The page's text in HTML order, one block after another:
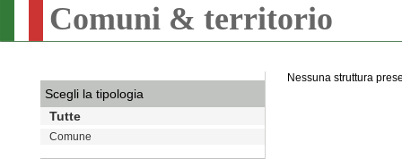
Comuni & territorio
Nessuna struttura
Scegli la tipologia
Tutte
Comune